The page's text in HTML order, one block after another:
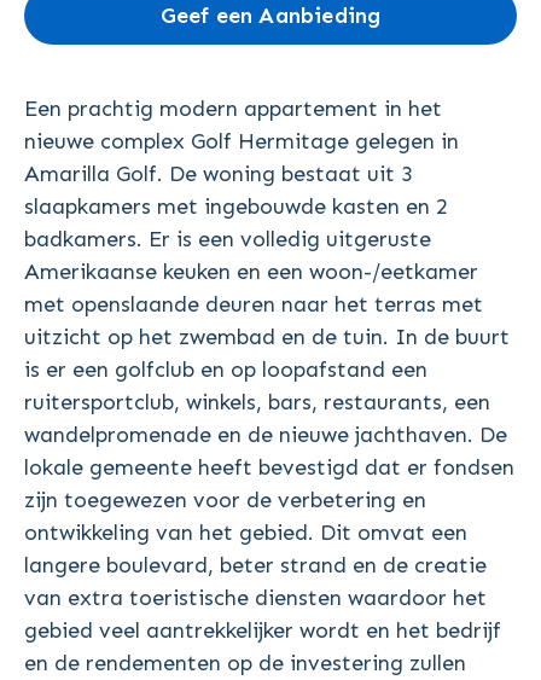
Geef een Aanbieding
Een prachtig modern appartement in het
nieuwe complex Golf Hermitage gelegen in
Amarilla Golf. De woning bestaat uit 3
slaapkamers met ingebouwde kasten en 2
badkamers. Er is een volledig uitgeruste
Amerikaanse keuken en een woon-/eetkamer
met openslaande deuren naar het terras met
uitzicht op het zwembad en de tuin. In de buurt
is er een golfclub en op loopafstand een
ruitersportclub, winkels, bars, restaurants, een
wandelpromenade en de nieuwe jachthaven. De
lokale gemeente heeft bevestigd dat er fondsen
zijn toegewezen voor de verbetering en
ontwikkeling van het gebied. Dit omvat een
langere boulevard, beter strand en de creatie
van extra toeristische diensten waardoor het
gebied veel aantrekkelijker wordt en het bedrijf
en de rendementen op de investering zullen